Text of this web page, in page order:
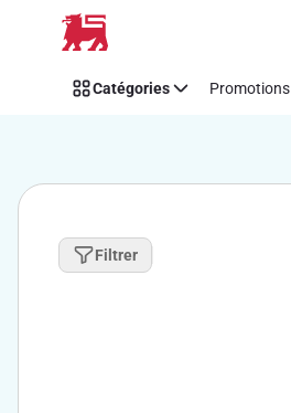
Passer
Catégories Promotions
Filtrer